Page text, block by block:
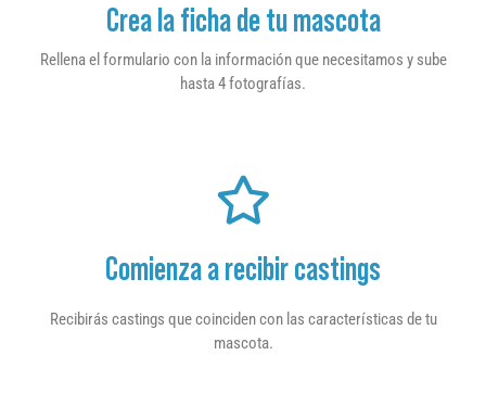
Crea la ficha de tu mascota
Rellena el formulario con la información que necesitamos y sube
hasta 4 fotografías.
Comienza a recibir castings
Recibirás castings que coinciden con las características de tu
mascota.